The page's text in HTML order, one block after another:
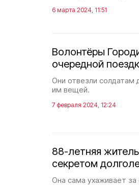
6 марта 2024, 11:51
Волонтёры
очередной
Они отвезли
им вещей.
7 февраля 2024, 12:24
88-летняя
секретом
Она сама ухаживает